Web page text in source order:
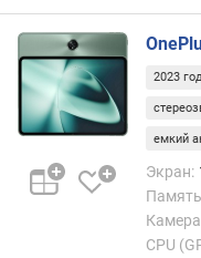
я
п
о
к
о
и
ч
2023
емкий
Экран:
CPU